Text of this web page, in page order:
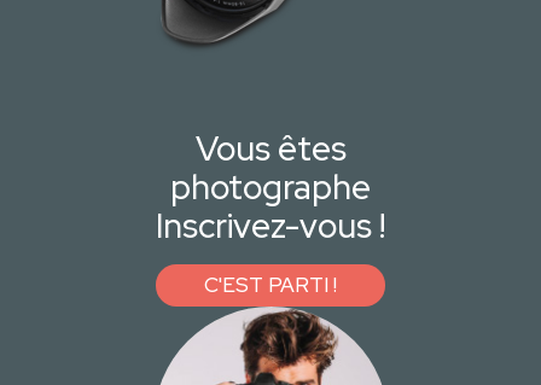
Vous êtes
photographe
Inscrivez-vous !
C'EST PARTI !